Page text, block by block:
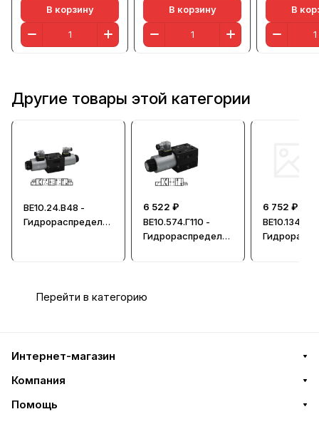
В корзину В корзину В
Другие товары этой категории
ВЕ10.24.В48 -
Гидрораспредели
6 522 ₽
ВЕ10.574.Г110 -
Гидрораспредели
6 752 ₽
ВЕ10.134-
Перейти в категорию
Интернет-магазин
Компания
Помощь